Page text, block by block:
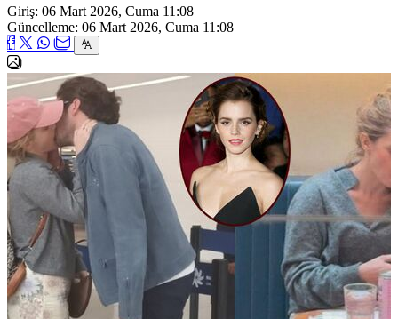
Giriş: 06 Mart 2026, Cuma 11:08
Güncelleme: 06 Mart 2026, Cuma 11:08